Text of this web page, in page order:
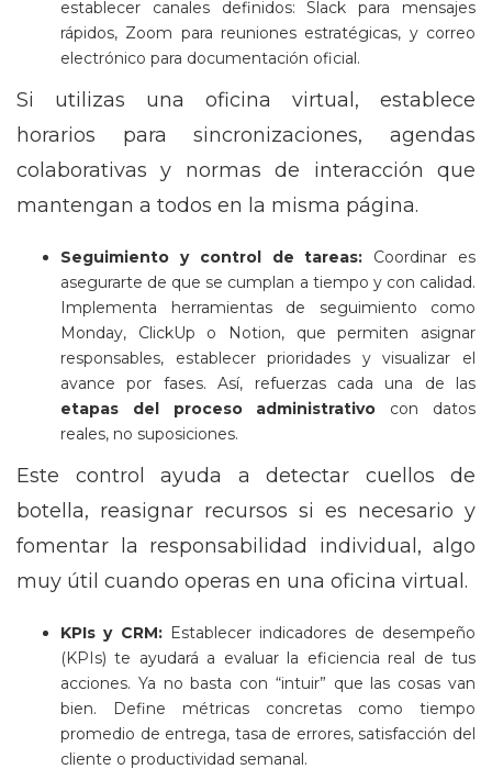
establecer canales definidos: Slack para mensajes
rápidos, Zoom para reuniones estratégicas, y correo
electrónico para documentación oficial.
Si utilizas una oficina virtual, establece
horarios para sincronizaciones, agendas
colaborativas y normas de interacción que
mantengan a todos en la misma página.
Seguimiento y control de tareas: Coordinar es
asegurarte de que se cumplan a tiempo y con calidad.
Implementa herramientas de seguimiento como
Monday, ClickUp o Notion, que permiten asignar
responsables, establecer prioridades y visualizar el
avance por fases. Así, refuerzas cada una de las
etapas del proceso administrativo con datos
reales, no suposiciones.
Este control ayuda a detectar cuellos de
botella, reasignar recursos si es necesario y
fomentar la responsabilidad individual, algo
muy útil cuando operas en una oficina virtual.
KPIs y CRM: Establecer indicadores de desempeño
(KPIs) te ayudará a evaluar la eficiencia real de tus
acciones. Ya no basta con “intuir” que las cosas van
bien. Define métricas concretas como tiempo
promedio de entrega, tasa de errores, satisfacción del
cliente o productividad semanal.